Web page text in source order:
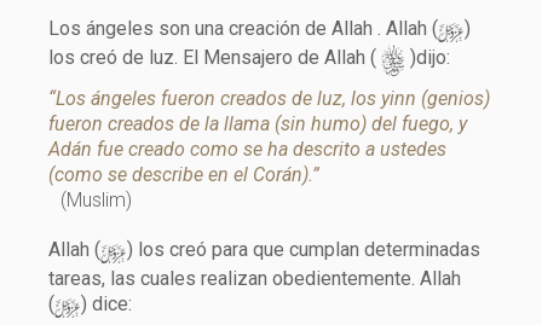
Los ángeles son una creación de Allah . Allah (y)
los creó de luz. El Mensajero de Allah ( s )dijo:
“Los ángeles fueron creados de luz, los yinn (genios)
fueron creados de la llama (sin humo) del fuego, y
Adán fue creado como se ha descrito a ustedes
(como se describe en el Corán).”
(Muslim)
Allah (y) los creó para que cumplan determinadas
tareas, las cuales realizan obedientemente. Allah
(y) dice: